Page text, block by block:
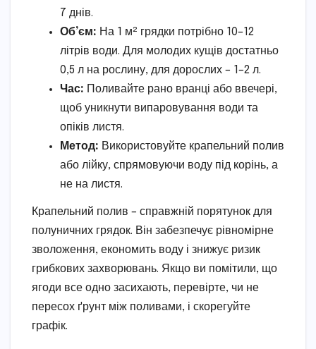
7 днів.
Об’єм: На 1 м² грядки потрібно 10–12
літрів води. Для молодих кущів достатньо
0,5 л на рослину, для дорослих – 1–2 л.
Час: Поливайте рано вранці або ввечері,
щоб уникнути випаровування води та
опіків листя.
Метод: Використовуйте крапельний полив
або лійку, спрямовуючи воду під корінь, а
не на листя.
Крапельний полив – справжній порятунок для
полуничних грядок. Він забезпечує рівномірне
зволоження, економить воду і знижує ризик
грибкових захворювань. Якщо ви помітили, що
ягоди все одно засихають, перевірте, чи не
пересох ґрунт між поливами, і скорегуйте
графік.